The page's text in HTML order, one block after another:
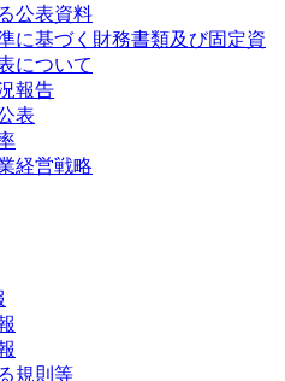
公表資料
に基づく財務書類及び固定資
について
報告
表
経営戦略
規則等